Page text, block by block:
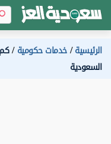
الرئيسية خدمات حكومية
السعودية